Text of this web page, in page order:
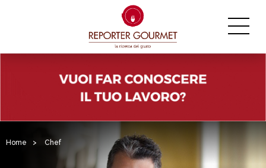
Home > Chef